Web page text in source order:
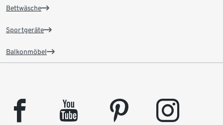
Bettwäsche
Sportgeräte
Balkonmöbel
facebook youtube pinterest instagram